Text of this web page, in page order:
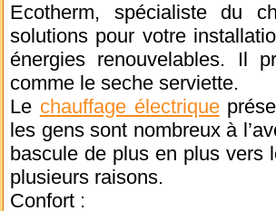
Ecotherm, spécialiste du
solutions pour votre
énergies renouvelables. Il
comme le seche serviette.
Le chauffage électrique
les gens sont nombreux à
bascule de plus en plus vers
plusieurs raisons.
Confort :